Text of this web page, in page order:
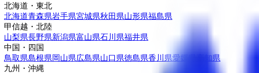
北海道・東北
北海道青森県岩手県宮城県秋田県山形県福島県
甲信越・北陸
山梨県長野県新潟県富山県石川県福井県
中国・四国
鳥取県島根県岡山県広島県山口県徳島県香川県愛媛県
高知県
九州・沖縄